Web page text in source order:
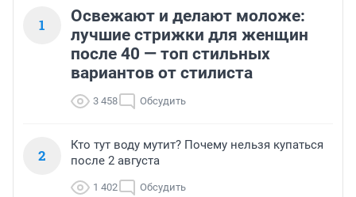
1
Освежают и делают моложе:
лучшие стрижки для женщин
после 40 — топ стильных
вариантов от стилиста
3 458 Обсудить
2
Кто тут воду мутит? Почему нельзя купаться
после 2 августа
1 402 Обсудить